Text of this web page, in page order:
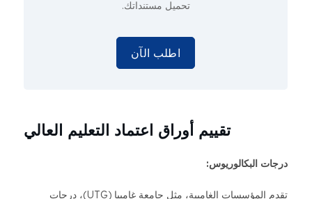
تحميل مستنداتك.
اطلب الآن
تقييم أوراق اعتماد التعليم العالي
درجات البكالوريوس:
تقدم المؤسسات الغامبية، مثل جامعة غامبيا (UTG)، درجات